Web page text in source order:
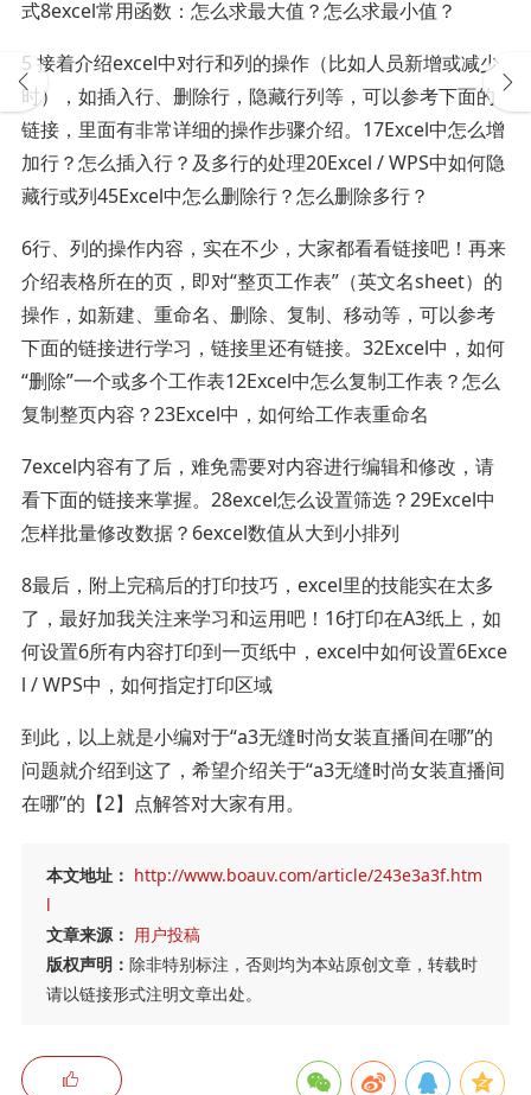
式8excel常用函数：怎么求最大值？怎么求最小值？
5 接着介绍excel中对行和列的操作（比如人员新增或减少
时），如插入行、删除行，隐藏行列等，可以参考下面的
链接，里面有非常详细的操作步骤介绍。17Excel中怎么增
加行？怎么插入行？及多行的处理20Excel / WPS中如何隐
藏行或列45Excel中怎么删除行？怎么删除多行？
6行、列的操作内容，实在不少，大家都看看链接吧！再来
介绍表格所在的页，即对“整页工作表”（英文名sheet）的
操作，如新建、重命名、删除、复制、移动等，可以参考
下面的链接进行学习，链接里还有链接。32Excel中，如何
“删除”一个或多个工作表12Excel中怎么复制工作表？怎么
复制整页内容？23Excel中，如何给工作表重命名
7excel内容有了后，难免需要对内容进行编辑和修改，请
看下面的链接来掌握。28excel怎么设置筛选？29Excel中
怎样批量修改数据？6excel数值从大到小排列
8最后，附上完稿后的打印技巧，excel里的技能实在太多
了，最好加我关注来学习和运用吧！16打印在A3纸上，如
何设置6所有内容打印到一页纸中，excel中如何设置6Exce
l / WPS中，如何指定打印区域
到此，以上就是小编对于“a3无缝时尚女装直播间在哪”的
问题就介绍到这了，希望介绍关于“a3无缝时尚女装直播间
在哪”的【2】点解答对大家有用。
本文地址： http://www.boauv.com/article/243e3a3f.htm
l
文章来源： 用户投稿
版权声明： 除非特别标注，否则均为本站原创文章，转载时
请以链接形式注明文章出处。